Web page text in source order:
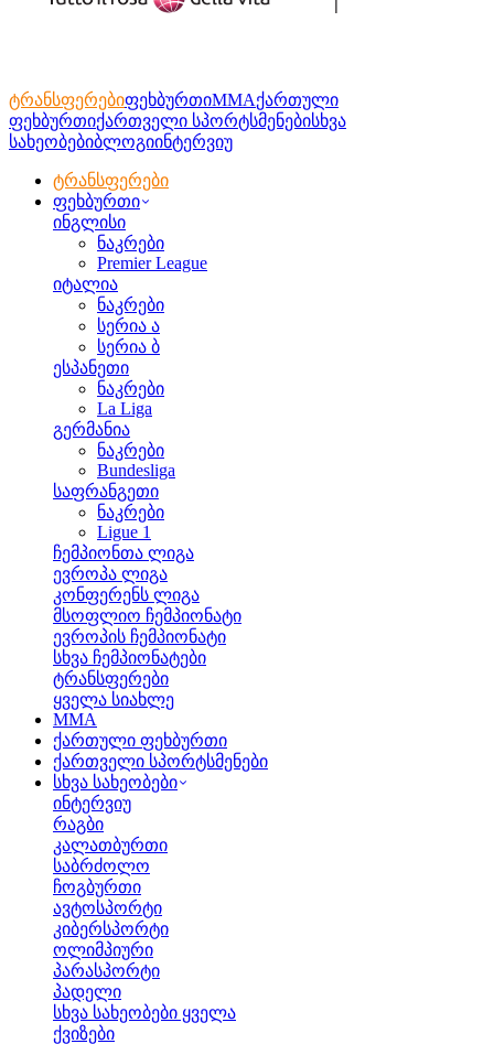
ტრანსფერებიფეხბურთიMMAქართული
ფეხბურთიქართველი სპორტსმენებისხვა
სახეობებიბლოგიინტერვიუ
ტრანსფერები
ფეხბურთი
ინგლისი
ნაკრები
Premier League
იტალია
ნაკრები
სერია ა
სერია ბ
ესპანეთი
ნაკრები
La Liga
გერმანია
ნაკრები
Bundesliga
საფრანგეთი
ნაკრები
Ligue 1
ჩემპიონთა ლიგა
ევროპა ლიგა
კონფერენს ლიგა
მსოფლიო ჩემპიონატი
ევროპის ჩემპიონატი
სხვა ჩემპიონატები
ტრანსფერები
ყველა სიახლე
MMA
ქართული ფეხბურთი
ქართველი სპორტსმენები
სხვა სახეობები
ინტერვიუ
რაგბი
კალათბურთი
საბრძოლო
ჩოგბურთი
ავტოსპორტი
კიბერსპორტი
ოლიმპიური
პარასპორტი
პადელი
სხვა სახეობები ყველა
ქვიზები